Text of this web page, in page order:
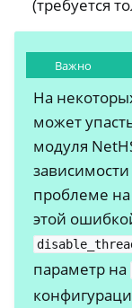
(требуется
Важно
На
может
модуля
проблеме на
этой
параметр на